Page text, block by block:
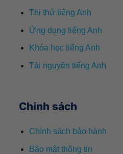
Thi thử tiếng Anh
Ứng dụng tiếng Anh
Khóa học tiếng Anh
Tài nguyên tiếng Anh
Chính sách
Chính sách bảo hành
Bảo mật thông tin